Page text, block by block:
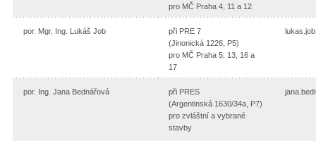
pro MČ Praha 4, 11 a 12
por. Mgr. Ing. Lukáš Job
při PRE 7
(Jinonická 1226, P5)
pro MČ Praha 5, 13, 16 a
17
por. Ing. Jana Bednářová
při PRES
(Argentinská 1630/34a, P7)
pro zvláštní a vybrané
stavby